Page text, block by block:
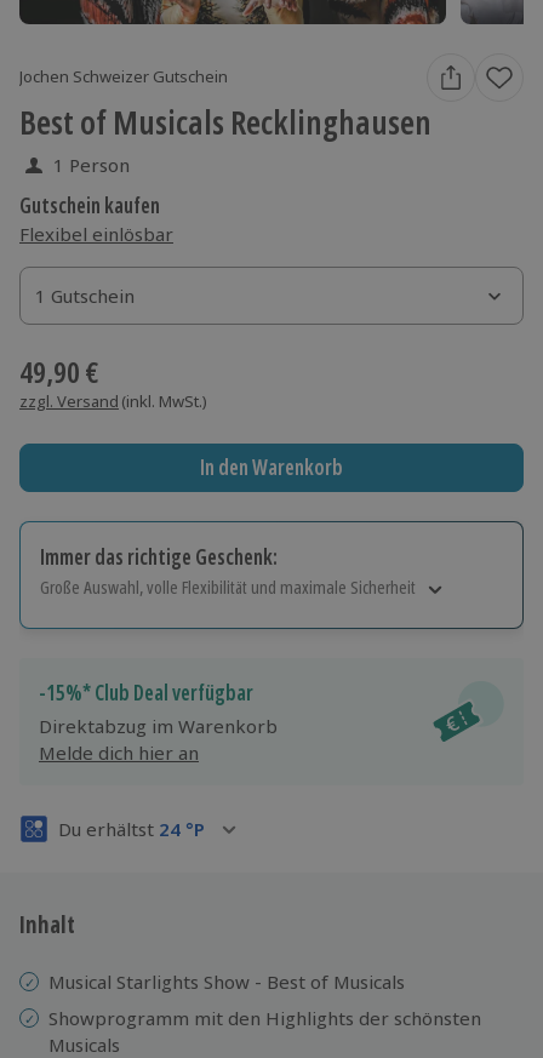
Jochen Schweizer Gutschein
Best of Musicals Recklinghausen
1 Person
Gutschein kaufen
Flexibel einlösbar
1 Gutschein
1 Gutschein
1 Gutschein
49,90 €
zzgl. Versand (inkl. MwSt.)
In den Warenkorb
Immer das richtige Geschenk:
Große Auswahl, volle Flexibilität und maximale Sicherheit
Jeder Gutschein für alle Erlebnisse einlösbar.
Maximale Sicherheit
3 Jahre gültig & verlängerbar.
-15%* Club Deal verfügbar
Direktabzug im Warenkorb
Melde dich hier an
Du erhältst 24 °P
Inhalt
Musical Starlights Show - Best of Musicals
Showprogramm mit den Highlights der schönsten
Musicals